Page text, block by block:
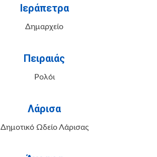
Ιεράπετρα
Δημαρχείο
Πειραιάς
Ρολόι
Λάρισα
Δημοτικό Ωδείο Λάρισας